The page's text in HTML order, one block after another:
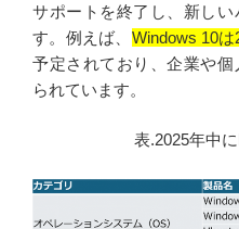
2025-48823
https://msrc.microsoft.com/
2025-47985
https://msrc.microsoft.com/
2025-49721
サポートを終了し、新し
す。例えば、 Windows 10
予定されており、企業や
られています。
表.2025年中